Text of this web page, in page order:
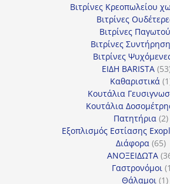
Βιτρίνες Κρεοπωλείου
Βιτρίνες
Βιτρίνες Παγωτού
Βιτρίνες
Βιτρίνες
ΕΙΔΗ BARISTA 53
Καθαριστικά 1
Κουτάλια
Κουτάλια
Πατητήρια 22
Εξοπλισμός Εστίασης
Διάφορα 6565
ΑΝΟΞΕΙΔΩΤΑ
Γαστρονόμοι
Θάλαμοι 11